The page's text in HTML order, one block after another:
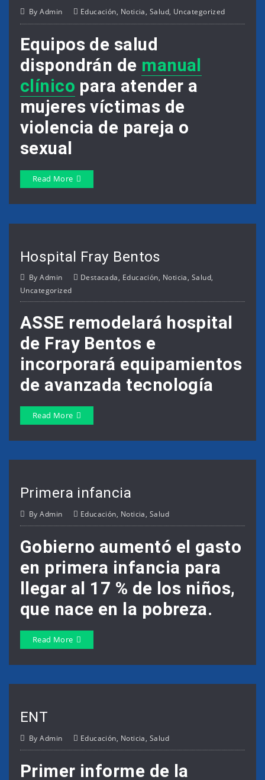
ByAdmin Educación, Noticia, Salud, Uncategorized
Equipos de salud
dispondrán de manual
clínico para atender a
mujeres víctimas de
violencia de pareja o
sexual
Read More
Hospital Fray Bentos
ByAdmin Destacada, Educación, Noticia, Salud,
Uncategorized
ASSE remodelará hospital
de Fray Bentos e
incorporará equipamientos
de avanzada tecnología
Read More
Primera infancia
ByAdmin Educación, Noticia, Salud
Gobierno aumentó el gasto
en primera infancia para
llegar al 17 % de los niños,
que nace en la pobreza.
Read More
ENT
ByAdmin Educación, Noticia, Salud
Primer informe de la